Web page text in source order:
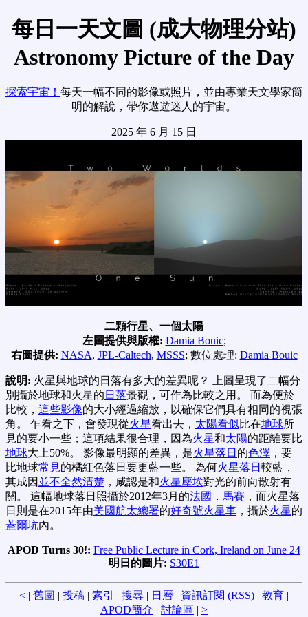
每日一天文圖 (成大物理分站)
Astronomy Picture of the Day
探索宇宙！ 每天一幅不同的影像或照片，並由專業天文學家簡
明的解說，帶你遨遊迷人的宇宙。
2025 年 6 月 15 日
二顆行星、一個太陽
左圖提供與版權: Damia Bouic;
右圖提供: NASA, JPL-Caltech, MSSS; 數位處理: Damia Bouic
說明: 火星與地球的日落有多大的差異呢？ 上圖呈現了二幅分
別攝於地球和火星的 日落景觀，可作為比較之用。 而為便於
比較， 這些影像的大小經過縮放，以確保它們具有相同的視張
角。 乍看之下，會發現從火星看出去， 太陽看似比在地球所
見的要小一些；這項結果很合理，因為火星和太陽的距離要比
地球大上50%。 影像最明顯的差異，是火星落日 的色澤 ，要
比地球常見的橘紅色落日要更藍一些。 為何火星落日 較藍，
其成因 並不全然清楚 ，咸認是和火星塵埃對光的前向散射有
關。 這幅地球落日照攝於2012年3月的法國 ． 馬賽 ，而火星落
日則是在2015年由美國航太總署的好奇號火星車 ，攝於火星的
蓋爾坑內。
APOD Turns 30!: Free Public Lecture in Cork, Ireland on June 24
明日的圖片: S30E1
< 舊圖 投稿 索引 搜尋 日曆 資訊訂閱 (RSS) 教育
APOD簡介
討論區 >